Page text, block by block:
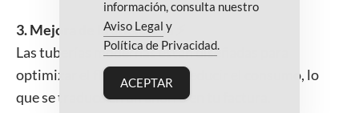
3. Mejora de la eficiencia ⚡
Las tuberías modernas están diseñadas para
optimizar el flujo de agua y reducir el consumo, lo
que se traduce en un ahorro en tu factura.
información, consulta nuestro
Aviso Legal y
Política de Privacidad.
ACEPTAR